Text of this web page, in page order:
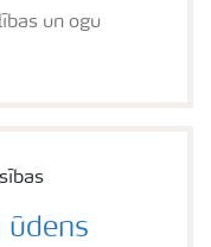
un ogu
ūdens